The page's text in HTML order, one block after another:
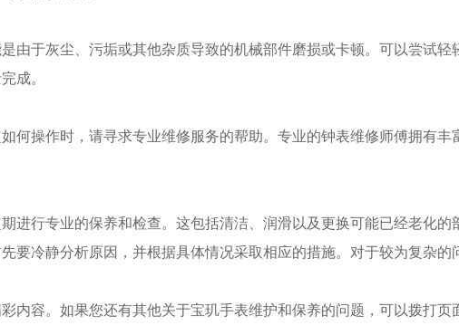
于灰尘、污垢或其他杂质导致的机械部件磨损或卡顿。可以尝试轻
成。
操作时，请寻求专业维修服务的帮助。专业的钟表维修师傅拥有丰
行专业的保养和检查。这包括清洁、润滑以及更换可能已经老化的
冷静分析原因，并根据具体情况采取相应的措施。对于较为复杂的
内容。如果您还有其他关于宝玑手表维护和保养的问题，可以拨打页